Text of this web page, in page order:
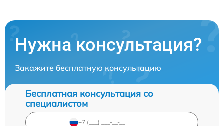
Нужна консультация?
Закажите бесплатную консультацию
Бесплатная консультация со
специалистом